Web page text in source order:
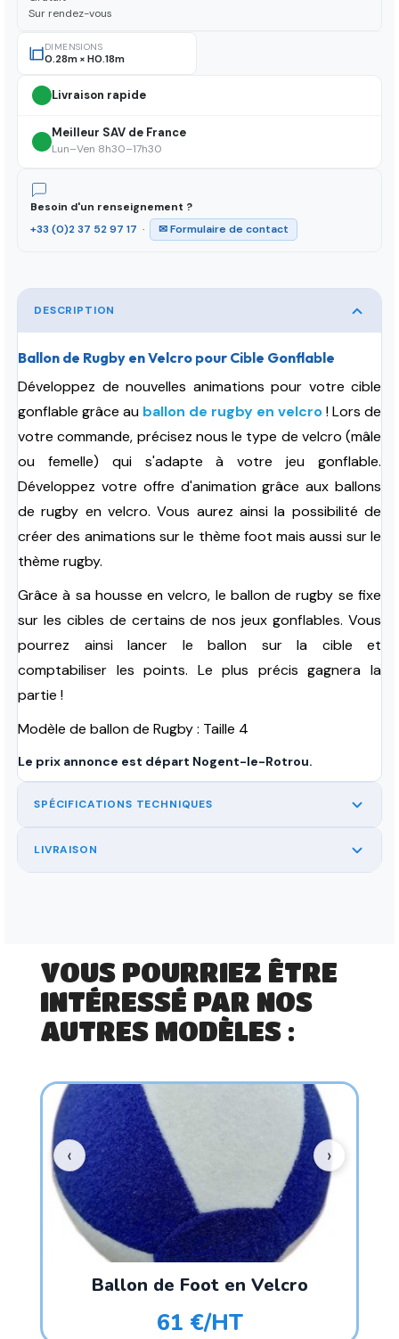
Sur rendez-vous
DIMENSIONS
0.28m × H0.18m
Livraison rapide
Meilleur SAV de France
Lun–Ven 8h30–17h30
Besoin d'un renseignement ?
+33 (0)2 37 52 97 17 · ✉ Formulaire de contact
DESCRIPTION
Ballon de Rugby en Velcro pour Cible Gonflable
Développez de nouvelles animations pour votre cible
gonflable grâce au ballon de rugby en velcro!Lors de
votre commande, précisez nous le type de velcro (mâle
ou femelle) qui s'adapte à votre jeu gonflable.
Développez votre offre d'animation grâce aux ballons
de rugby en velcro. Vous aurez ainsi la possibilité de
créer des animations sur le thème foot mais aussi sur le
thème rugby.
Grâce à sa housse en velcro, le ballon de rugby se fixe
sur les cibles de certains de nos jeux gonflables. Vous
pourrez ainsi lancer le ballon sur la cible et
comptabiliser les points. Le plus précis gagnera la
partie !
Modèle de ballon de Rugby : Taille 4
Le prix annonce est départ Nogent-le-Rotrou.
SPÉCIFICATIONS TECHNIQUES
LIVRAISON
VOUS POURRIEZ ÊTRE
INTÉRESSÉ PAR NOS
AUTRES MODÈLES :
Ballon de Foot en Velcro
61 €/HT